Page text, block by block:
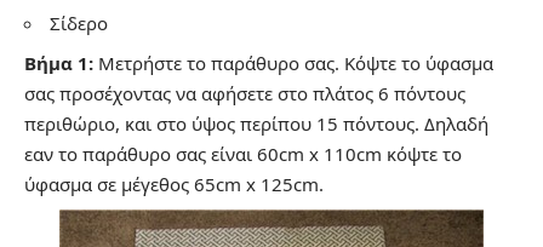
Σίδερο
Βήμα 1: Μετρήστε το παράθυρο σας. Κόψτε το ύφασμα
σας προσέχοντας να αφήσετε στο πλάτος 6 πόντους
περιθώριο, και στο ύψος περίπου 15 πόντους. Δηλαδή
εαν το παράθυρο σας είναι 60cm x 110cm κόψτε το
ύφασμα σε μέγεθος 65cm x 125cm.